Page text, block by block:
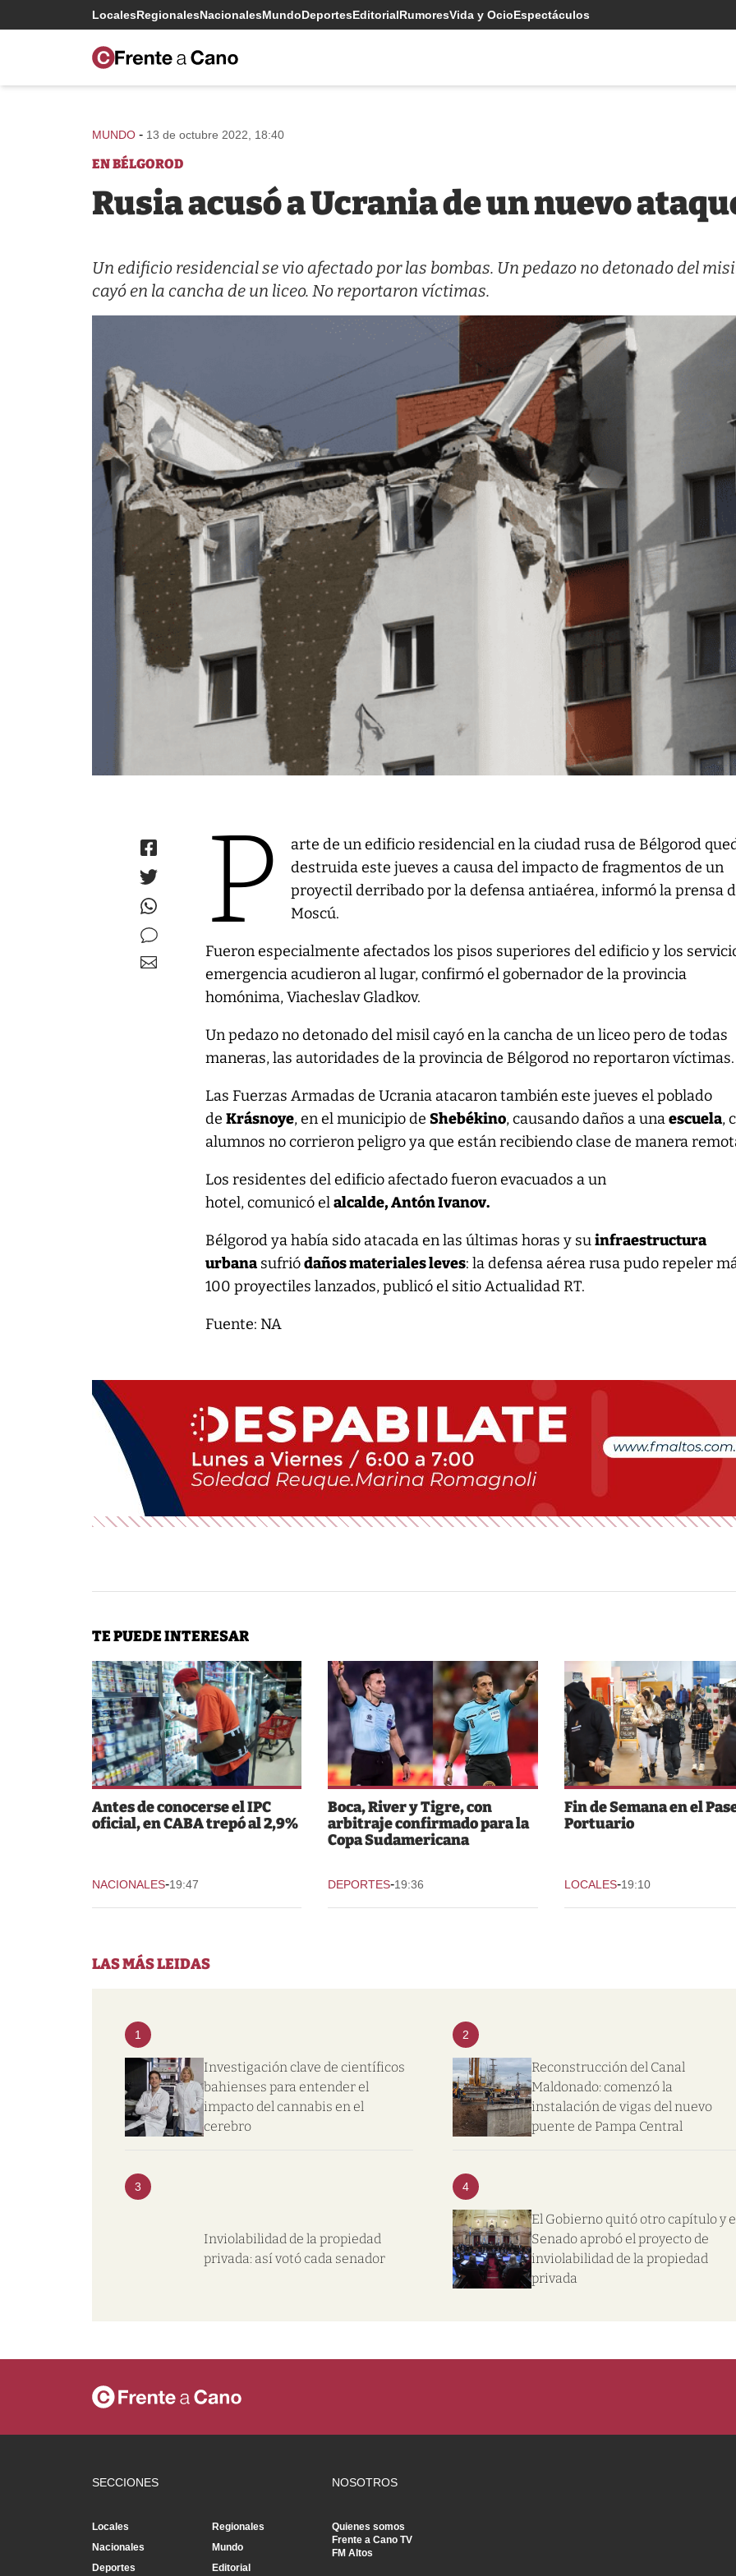
LocalesRegionalesNacionalesMundoDeportesEditorialRumoresVida y OcioEspectáculos
MUNDO - 13 de octubre 2022, 18:40
EN BÉLGOROD
Rusia acusó a Ucrania de un nuevo
Un edificio residencial se vio afectado por las bombas. Un pedazo no detonado del
cayó en la cancha de un liceo. No reportaron víctimas.
P
arte de un edificio residencial en la ciudad rusa de Bélgorod
destruida este jueves a causa del impacto de fragmentos de un
proyectil derribado por la defensa antiaérea, informó la prensa
Moscú.
Fueron especialmente afectados los pisos superiores del edificio y los
emergencia acudieron al lugar, confirmó el gobernador de la provincia
homónima, Viacheslav Gladkov.
Un pedazo no detonado del misil cayó en la cancha de un liceo pero de todas
maneras, las autoridades de la provincia de Bélgorod no reportaron víctimas.
Las Fuerzas Armadas de Ucrania atacaron también este jueves el poblado
deKrásnoye, en el municipio deShebékino, causando daños a unaescuela,
alumnos no corrieron peligro ya que están recibiendo clase de manera
Los residentes del edificio afectado fueron evacuados a un
hotel, comunicó elalcalde, Antón Ivanov.
Bélgorod ya había sido atacada en las últimas horas y suinfraestructura
urbanasufriódaños materiales leves: la defensa aérea rusa pudo repeler
100 proyectiles lanzados, publicó el sitio Actualidad RT.
Fuente: NA
TE PUEDE INTERESAR
Antes de conocerse el IPC
oficial, en CABA trepó al 2,9%
NACIONALES-19:47
Boca, River y Tigre, con
arbitraje confirmado para la
Copa Sudamericana
DEPORTES-19:36
Fin de Semana en el
Portuario
LOCALES-19:10
LAS MÁS LEIDAS
1
Investigación clave de científicos
bahienses para entender el
impacto del cannabis en el
cerebro
2
Reconstrucción del Canal
Maldonado: comenzó la
instalación de vigas del nuevo
puente de Pampa Central
3
Inviolabilidad de la propiedad
privada: así votó cada senador
4
El Gobierno quitó otro capítulo y
Senado aprobó el proyecto de
inviolabilidad de la propiedad
privada
SECCIONES
Locales
Regionales
Nacionales
Mundo
Deportes
Editorial
NOSOTROS
Quienes somos
Frente a Cano TV
FM Altos